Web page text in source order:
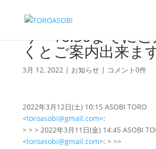
今～16:30までに
くとご案内出来ま
3月 12, 2022| お知らせ| コメント0件
2022年3月12日(土) 10:15 ASOBI TORO
<toroasobi@gmail.com>:
> > > 2022年3月11日(金) 14:45 ASOBI
<toroasobi@gmail.com>: > >>